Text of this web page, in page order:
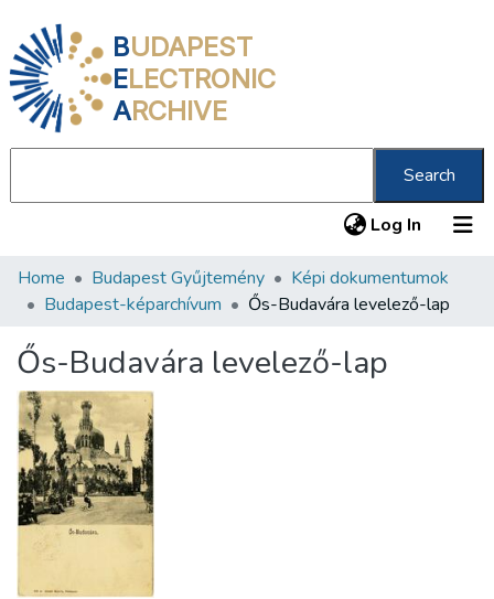
BUDAPEST
ELECTRONIC
ARCHIVE
Search
Log In (current)
Communities & Collections
Statistics
About us
Home Budapest Gyűjtemény
Képi dokumentumok
Budapest-képarchívum
Ős-Budavára levelező-lap
Ős-Budavára levelező-lap